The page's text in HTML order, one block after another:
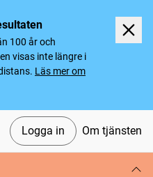
100 år och
visas inte längre i
Läs mer om
Logga in Om tjänsten